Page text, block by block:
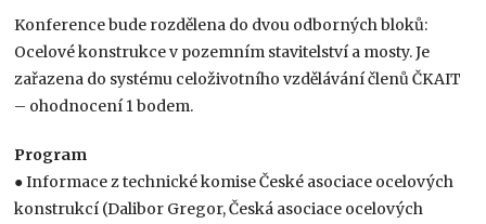
Konference bude rozdělena do dvou odborných bloků:
Ocelové konstrukce v pozemním stavitelství a mosty. Je
zařazena do systému celoživotního vzdělávání členů ČKAIT
– ohodnocení 1 bodem.
Program
● Informace z technické komise České asociace ocelových
konstrukcí (Dalibor Gregor, Česká asociace ocelových